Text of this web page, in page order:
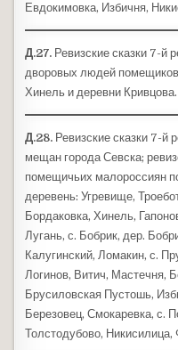
Евдокимовка, Избичня,
Д.27. Ревизские сказки 7-й
дворовых людей
Хинель и деревни Кривцова.
Д.28. Ревизские сказки 7-й
мещан города Севска;
помещичьих малороссиян
деревень: Угревище,
Бордаковка, Хинель,
Лугань, с. Бобрик, дер.
Калугинский, Ломакин, с.
Логинов, Витич, Мастечня,
Брусиловская Пустошь,
Березовец, Смокаревка, с.
Толстодубово,